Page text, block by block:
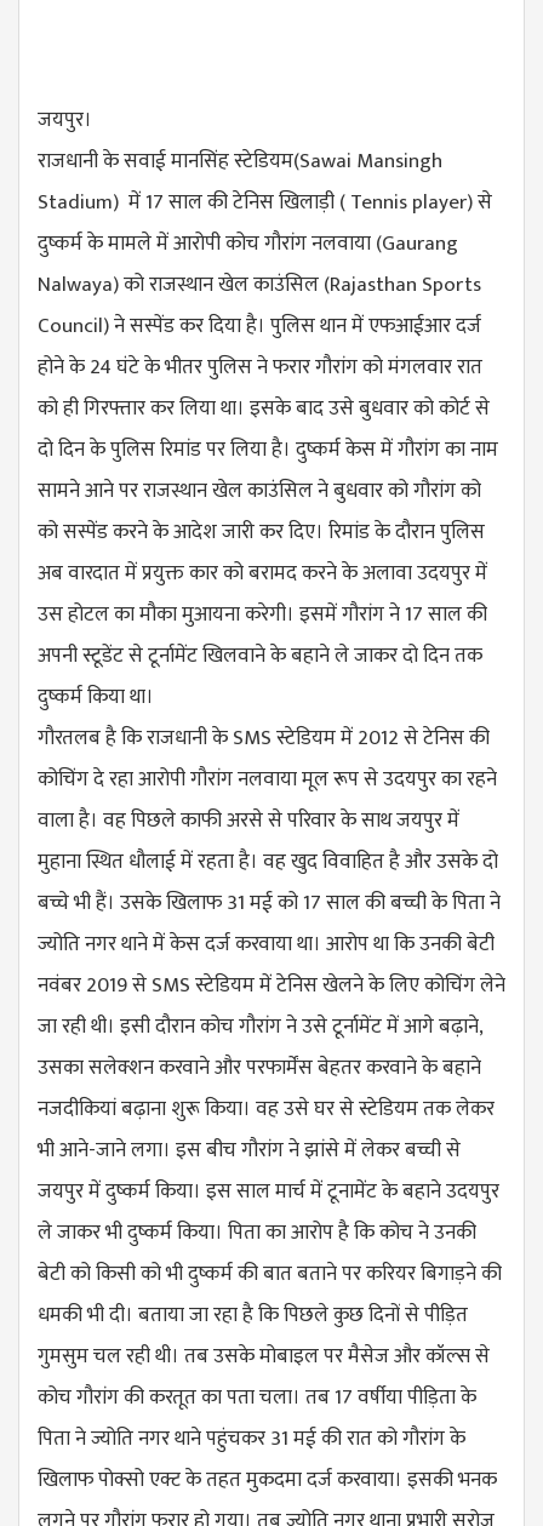
जयपुर।
राजधानी के सवाई मानसिंह स्टेडियम(Sawai Mansingh
Stadium) में 17 साल की टेनिस खिलाड़ी ( Tennis player) से
दुष्कर्म के मामले में आरोपी कोच गौरांग नलवाया (Gaurang
Nalwaya) को राजस्थान खेल काउंसिल (Rajasthan Sports
Council) ने सस्पेंड कर दिया है। पुलिस थान में एफआईआर दर्ज
होने के 24 घंटे के भीतर पुलिस ने फरार गौरांग को मंगलवार रात
को ही गिरफ्तार कर लिया था। इसके बाद उसे बुधवार को कोर्ट से
दो दिन के पुलिस रिमांड पर लिया है। दुष्कर्म केस में गौरांग का नाम
सामने आने पर राजस्थान खेल काउंसिल ने बुधवार को गौरांग को
को सस्पेंड करने के आदेश जारी कर दिए। रिमांड के दौरान पुलिस
अब वारदात में प्रयुक्त कार को बरामद करने के अलावा उदयपुर में
उस होटल का मौका मुआयना करेगी। इसमें गौरांग ने 17 साल की
अपनी स्टूडेंट से टूर्नामेंट खिलवाने के बहाने ले जाकर दो दिन तक
दुष्कर्म किया था।
गौरतलब है कि राजधानी के SMS स्टेडियम में 2012 से टेनिस की
कोचिंग दे रहा आरोपी गौरांग नलवाया मूल रूप से उदयपुर का रहने
वाला है। वह पिछले काफी अरसे से परिवार के साथ जयपुर में
मुहाना स्थित धौलाई में रहता है। वह खुद विवाहित है और उसके दो
बच्चे भी हैं। उसके खिलाफ 31 मई को 17 साल की बच्ची के पिता ने
ज्योति नगर थाने में केस दर्ज करवाया था। आरोप था कि उनकी बेटी
नवंबर 2019 से SMS स्टेडियम में टेनिस खेलने के लिए कोचिंग लेने
जा रही थी। इसी दौरान कोच गौरांग ने उसे टूर्नामेंट में आगे बढ़ाने,
उसका सलेक्शन करवाने और परफार्मेंस बेहतर करवाने के बहाने
नजदीकियां बढ़ाना शुरू किया। वह उसे घर से स्टेडियम तक लेकर
भी आने-जाने लगा। इस बीच गौरांग ने झांसे में लेकर बच्ची से
जयपुर में दुष्कर्म किया। इस साल मार्च में टूनामेंट के बहाने उदयपुर
ले जाकर भी दुष्कर्म किया। पिता का आरोप है कि कोच ने उनकी
बेटी को किसी को भी दुष्कर्म की बात बताने पर करियर बिगाड़ने की
धमकी भी दी। बताया जा रहा है कि पिछले कुछ दिनों से पीड़ित
गुमसुम चल रही थी। तब उसके मोबाइल पर मैसेज और कॉल्स से
कोच गौरांग की करतूत का पता चला। तब 17 वर्षीया पीड़िता के
पिता ने ज्योति नगर थाने पहुंचकर 31 मई की रात को गौरांग के
खिलाफ पोक्सो एक्ट के तहत मुकदमा दर्ज करवाया। इसकी भनक